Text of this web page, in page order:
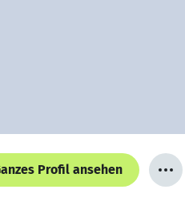
Profil ansehen